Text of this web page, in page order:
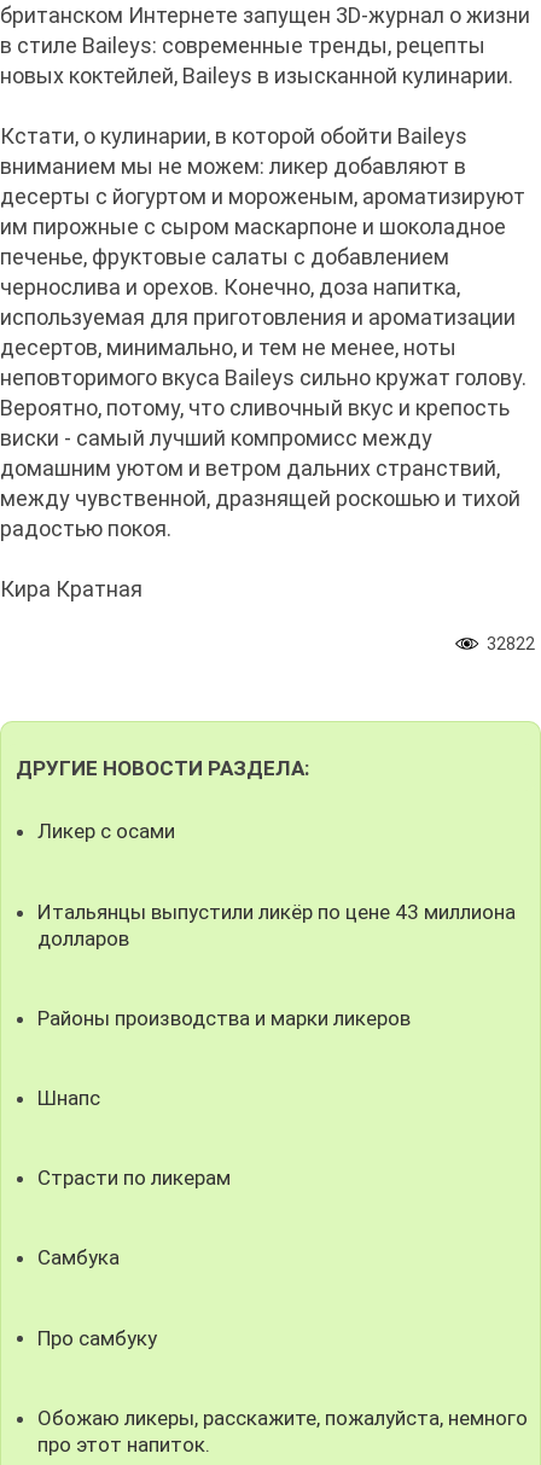
британском Интернете запущен 3D-журнал о жизни
в стиле Baileys: современные тренды, рецепты
новых коктейлей, Baileys в изысканной кулинарии.
Кстати, о кулинарии, в которой обойти Baileys
вниманием мы не можем: ликер добавляют в
десерты с йогуртом и мороженым, ароматизируют
им пирожные с сыром маскарпоне и шоколадное
печенье, фруктовые салаты с добавлением
чернослива и орехов. Конечно, доза напитка,
используемая для приготовления и ароматизации
десертов, минимально, и тем не менее, ноты
неповторимого вкуса Baileys сильно кружат голову.
Вероятно, потому, что сливочный вкус и крепость
виски - самый лучший компромисс между
домашним уютом и ветром дальних странствий,
между чувственной, дразнящей роскошью и тихой
радостью покоя.
Кира Кратная
32822
ДРУГИЕ НОВОСТИ РАЗДЕЛА:
Ликер с осами
Итальянцы выпустили ликёр по цене 43 миллиона
долларов
Районы производства и марки ликеров
Шнапс
Страсти по ликерам
Самбука
Про самбуку
Обожаю ликеры, расскажите, пожалуйста, немного
про этот напиток.